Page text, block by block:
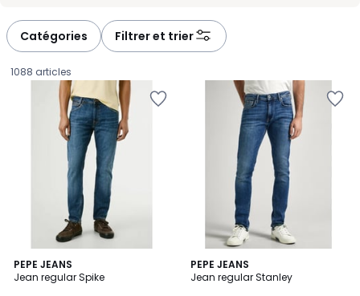
Catégories Filtrer et trier
1088 articles
PEPE JEANS
Jean regular Spike
5
/
4
Couleurs
PEPE JEANS
Jean regular Stanley
5
/